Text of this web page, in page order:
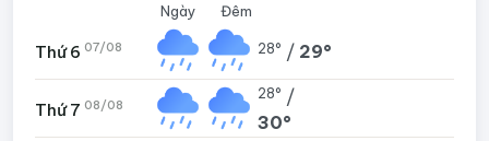
Ngày Đêm
Thứ 6 07/08 28° / 29°
Thứ 7 08/08
28° /
30°